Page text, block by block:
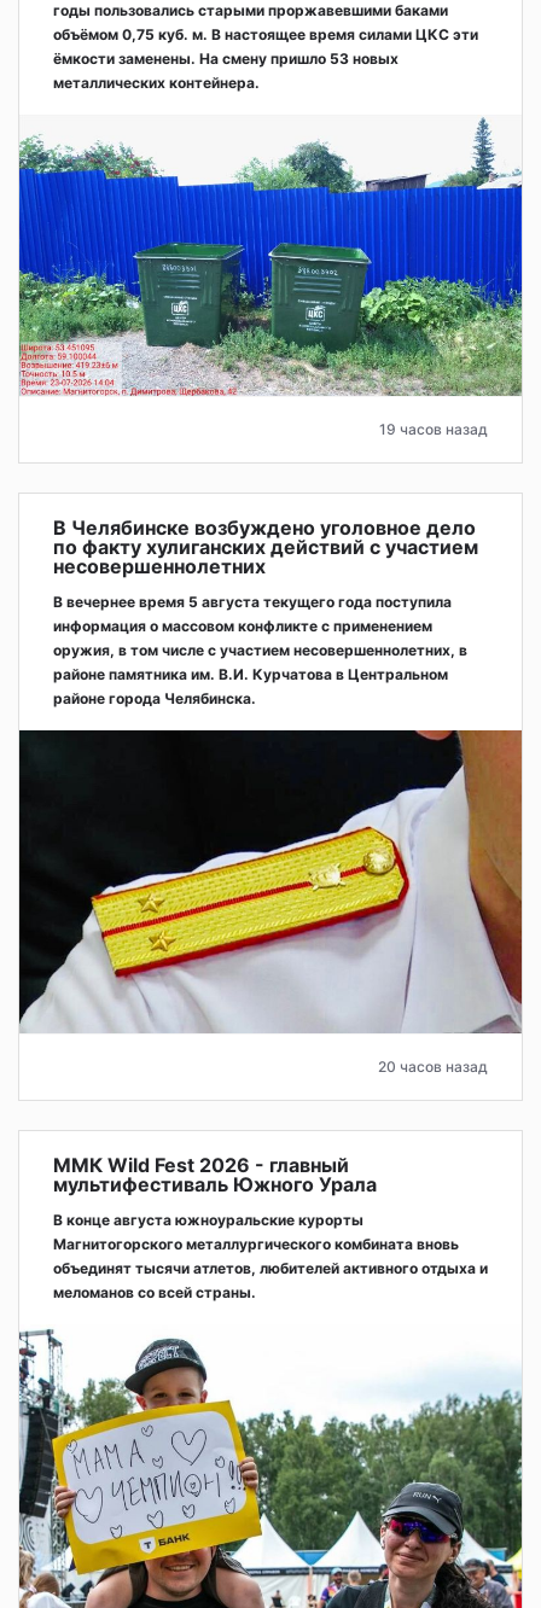
годы пользовались старыми проржавевшими баками
объёмом 0,75 куб. м. В настоящее время силами ЦКС эти
ёмкости заменены. На смену пришло 53 новых
металлических контейнера.
19 часов назад
В Челябинске возбуждено уголовное дело
по факту хулиганских действий с участием
несовершеннолетних
В вечернее время 5 августа текущего года поступила
информация о массовом конфликте с применением
оружия, в том числе с участием несовершеннолетних, в
районе памятника им. В.И. Курчатова в Центральном
районе города Челябинска.
20 часов назад
ММК Wild Fest 2026 - главный
мультифестиваль Южного Урала
В конце августа южноуральские курорты
Магнитогорского металлургического комбината вновь
объединят тысячи атлетов, любителей активного отдыха и
меломанов со всей страны.